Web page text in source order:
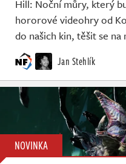
Hill: Noční můry, který
hororové videohry od
do našich kin, těšit se na
Jan Stehlík
NOVINKA